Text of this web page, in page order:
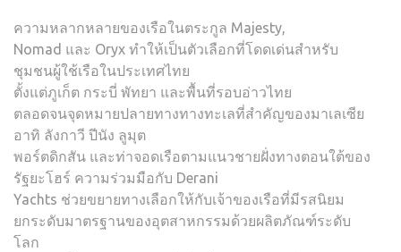
ความหลากหลายของเรือในตระกูล Majesty,
Nomad และ Oryx ทำให้เป็นตัวเลือกที่โดดเด่นสำหรับ
ชุมชนผู้ใช้เรือในประเทศไทย
ตั้งแต่ภูเก็ต กระบี่ พัทยา และพื้นที่รอบอ่าวไทย
ตลอดจนจุดหมายปลายทางทางทะเลที่สำคัญของมาเลเซีย
อาทิ ลังกาวี ปีนัง ลูมุต
พอร์ตดิกสัน และท่าจอดเรือตามแนวชายฝั่งทางตอนใต้ของ
รัฐยะโฮร์ ความร่วมมือกับ Derani
Yachts ช่วยขยายทางเลือกให้กับเจ้าของเรือที่มีรสนิยม
ยกระดับมาตรฐานของอุตสาหกรรมด้วยผลิตภัณฑ์ระดับ
โลก